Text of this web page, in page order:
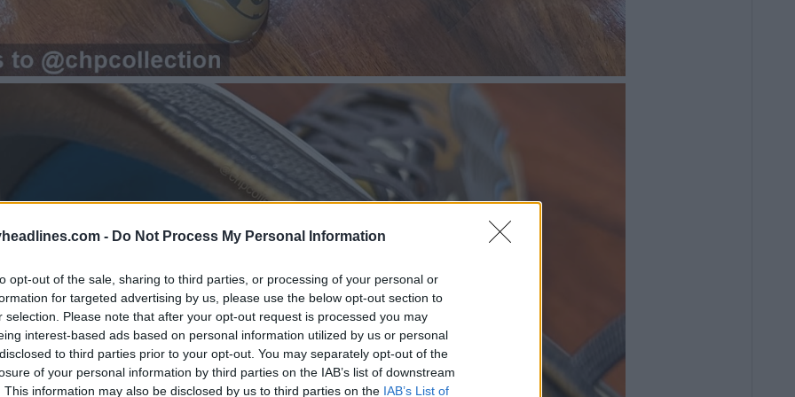
- Do Not Process My Personal Information
opt-out of the sale, sharing to third parties, or processing of your personal or
for targeted advertising by us, please use the below opt-out section to
selection. Please note that after your opt-out request is processed you may
interest-based ads based on personal information utilized by us or personal
to third parties prior to your opt-out. You may separately opt-out of the
of your personal information by third parties on the IAB’s list of downstream
This information may also be disclosed by us to third parties on the IAB’s List of